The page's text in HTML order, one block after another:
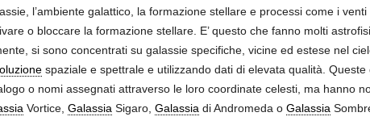
l’ambiente galattico, la formazione stellare e processi come i
o bloccare la formazione stellare. E’ questo che fanno molti
si sono concentrati su galassie specifiche, vicine ed estese nel
spaziale e spettrale e utilizzando dati di elevata qualità.
o nomi assegnati attraverso le loro coordinate celesti, ma hanno
Vortice, Galassia Sigaro, Galassia di Andromeda o Galassia